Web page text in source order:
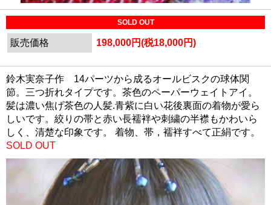
SOLD OUT
販売価格 198,000円(税18,000円)
鈴木実奈子作 14パーツから成るオールビスクの球体関
節。三つ折れタイプです。茶色のペーパーウェイトアイ。
髪は濃い焦げ茶色の人髪.青紫に白い花後裏面の着物が愛ら
しいです。絞りの帯と赤い長襦袢や刺繍の半襟もかわいら
しく、清楚な印象です。 着物、帯，襦袢すべて正絹です。
SOLD OUT